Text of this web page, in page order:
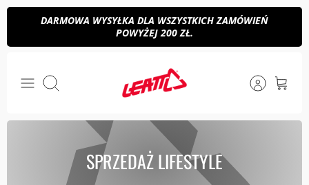
Przejdź
treści
DARMOWA WYSYŁKA DLA WSZYSTKICH ZAMÓWIEŃ
POWYŻEJ 200 ZŁ.
Szukaj
SPRZEDAŻ LIFESTYLE